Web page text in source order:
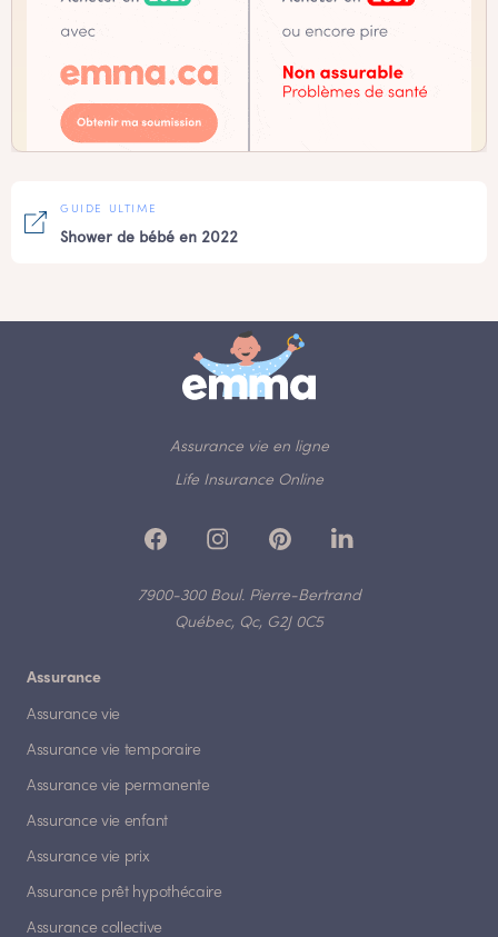
GUIDE ULTIME
Shower de bébé en 2022
Assurance vie en ligne
Life Insurance Online
7900-300 Boul. Pierre-Bertrand
Québec, Qc, G2J 0C5
Assurance
Assurance vie
Assurance vie temporaire
Assurance vie permanente
Assurance vie enfant
Assurance vie prix
Assurance prêt hypothécaire
Assurance collective